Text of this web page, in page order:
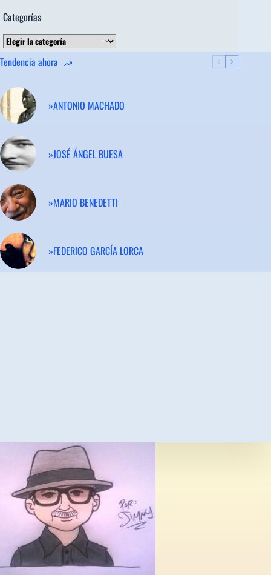
Categorías
Categorías
Tendencia ahora
»ANTONIO MACHADO
»JOSÉ ÁNGEL BUESA
»MARIO BENEDETTI
»FEDERICO GARCÍA LORCA